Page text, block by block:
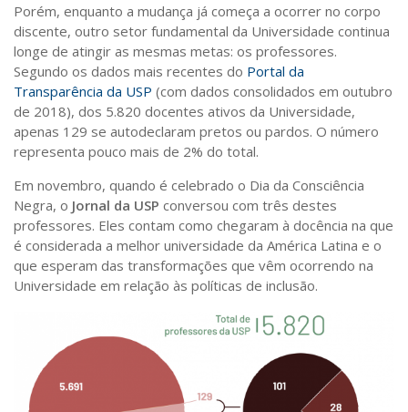
Porém, enquanto a mudança já começa a ocorrer no corpo
discente, outro setor fundamental da Universidade continua
longe de atingir as mesmas metas: os professores.
Segundo os dados mais recentes do Portal da
Transparência da USP (com dados consolidados em outubro
de 2018), dos 5.820 docentes ativos da Universidade,
apenas 129 se autodeclaram pretos ou pardos. O número
representa pouco mais de 2% do total.
Em novembro, quando é celebrado o Dia da Consciência
Negra, o Jornal da USP conversou com três destes
professores. Eles contam como chegaram à docência na que
é considerada a melhor universidade da América Latina e o
que esperam das transformações que vêm ocorrendo na
Universidade em relação às políticas de inclusão.